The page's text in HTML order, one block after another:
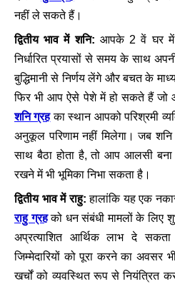
नहीं ले सकते हैं।
द्वितीय भाव में शनि: आपके 2 वें घर में
निर्धारित प्रयासों से समय के साथ
बुद्धिमानी से निर्णय लेंगे और बचत के
फिर भी आप ऐसे पेशे में हो सकते हैं जो
शनि ग्रह का स्थान आपको परिश्रमी
अनुकूल परिणाम नहीं मिलेगा। जब शनि
साथ बैठा होता है, तो आप आलसी
रखने में भी भूमिका निभा सकता है।
द्वितीय भाव में राहु: हालांकि यह एक
राहु ग्रह को धन संबंधी मामलों के लिए
अप्रत्याशित आर्थिक लाभ दे सकता
जिम्मेदारियों को पूरा करने का अवसर
खर्चों को व्यवस्थित रूप से नियंत्रित